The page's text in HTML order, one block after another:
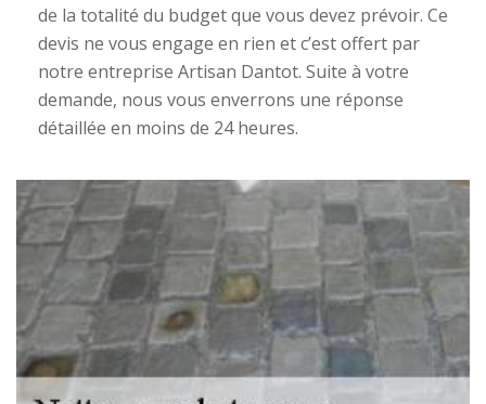
de la totalité du budget que vous devez prévoir. Ce
devis ne vous engage en rien et c’est offert par
notre entreprise Artisan Dantot. Suite à votre
demande, nous vous enverrons une réponse
détaillée en moins de 24 heures.